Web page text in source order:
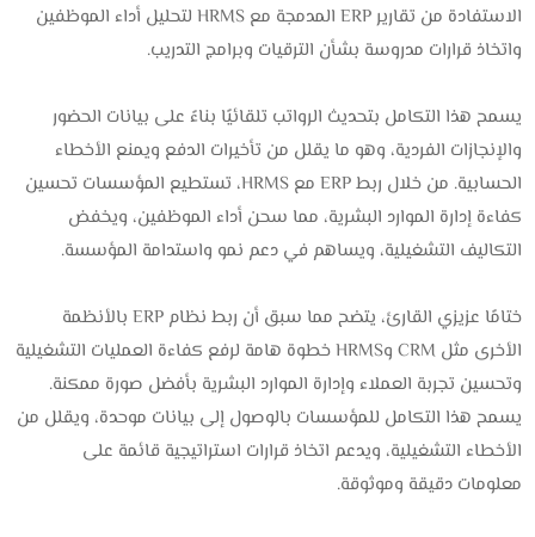
الاستفادة من تقارير ERP المدمجة مع HRMS لتحليل أداء الموظفين
واتخاذ قرارات مدروسة بشأن الترقيات وبرامج التدريب.
يسمح هذا التكامل بتحديث الرواتب تلقائيًا بناءً على بيانات الحضور
والإنجازات الفردية، وهو ما يقلل من تأخيرات الدفع ويمنع الأخطاء
الحسابية. من خلال ربط ERP مع HRMS، تستطيع المؤسسات تحسين
كفاءة إدارة الموارد البشرية، مما سحن أداء الموظفين، ويخفض
التكاليف التشغيلية، ويساهم في دعم نمو واستدامة المؤسسة.
ختامًا عزيزي القارئ، يتضح مما سبق أن ربط نظام ERP بالأنظمة
الأخرى مثل CRM وHRMS خطوة هامة لرفع كفاءة العمليات التشغيلية
وتحسين تجربة العملاء وإدارة الموارد البشرية بأفضل صورة ممكنة.
يسمح هذا التكامل للمؤسسات بالوصول إلى بيانات موحدة، ويقلل من
الأخطاء التشغيلية، ويدعم اتخاذ قرارات استراتيجية قائمة على
معلومات دقيقة وموثوقة.